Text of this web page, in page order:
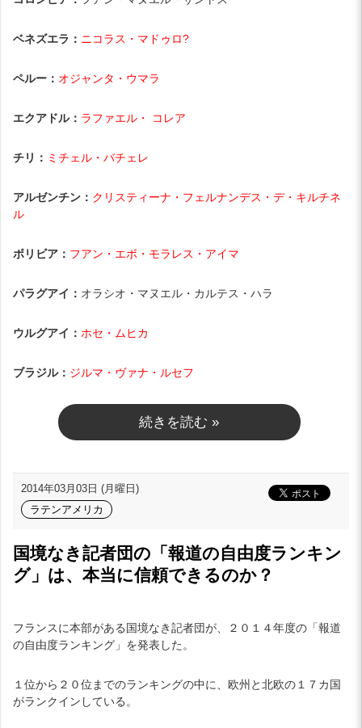
ベネズエラ： ニコラス・マドゥロ?
ペルー： オジャンタ・ウマラ
エクアドル： ラファエル・ コレア
チリ： ミチェル・バチェレ
アルゼンチン： クリスティーナ・フェルナンデス・デ・キルチネ
ル
ボリビア： フアン・エボ・モラレス・アイマ
パラグアイ： オラシオ・マヌエル・カルテス・ハラ
ウルグアイ： ホセ・ムヒカ
ブラジル： ジルマ・ヴァナ・ルセフ
続きを読む »
2014年03月03日 (月曜日)
ラテンアメリカ
国境なき記者団の「報道の自由度ランキン
グ」は、本当に信頼できるのか？
フランスに本部がある国境なき記者団が、２０１４年度の「報道
の自由度ランキング」を発表した。
１位から２０位までのランキングの中に、欧州と北欧の１７カ国
がランクインしている。